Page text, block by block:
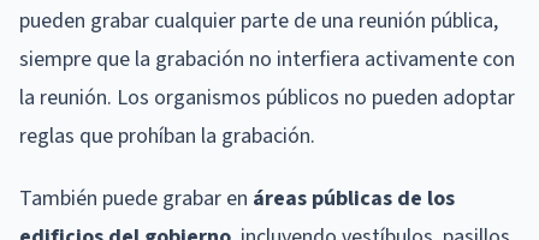
pueden grabar cualquier parte de una reunión pública,
siempre que la grabación no interfiera activamente con
la reunión. Los organismos públicos no pueden adoptar
reglas que prohíban la grabación.
También puede grabar en áreas públicas de los